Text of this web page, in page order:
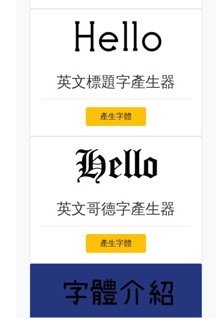
英文標題字產生器
產生字體
英文哥德字產生器
產生字體